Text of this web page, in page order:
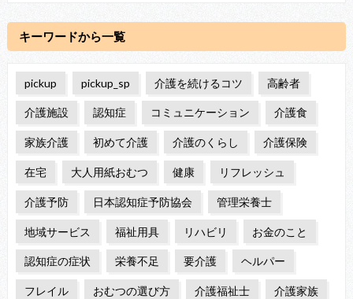
キーワードから一覧
pickup pickup_sp 介護を続けるコツ 高齢者
介護施設 認知症 コミュニケーション 介護食
家族介護 初めて介護 介護のくらし 介護保険
在宅 大人用紙おむつ 健康 リフレッシュ
介護予防 日本認知症予防協会 管理栄養士
地域サービス 福祉用具 リハビリ お金のこと
認知症の症状 栄養不足 要介護 ヘルパー
フレイル おむつの選び方 介護福祉士 介護家族